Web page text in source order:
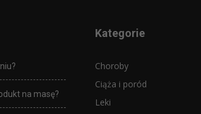
na masę?
Kategorie
Choroby
Ciąża i poród
Leki